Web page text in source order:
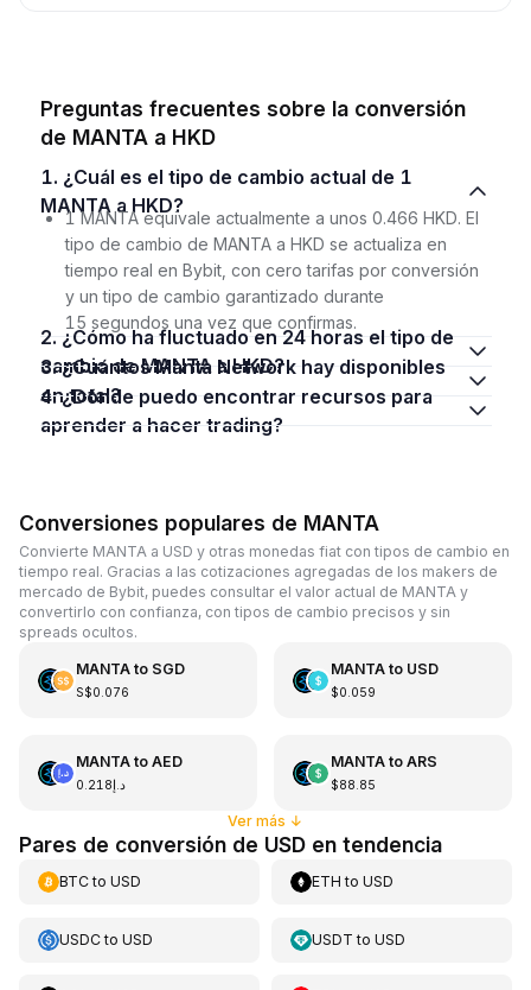
Preguntas frecuentes sobre la conversión
de MANTA a HKD
1. ¿Cuál es el tipo de cambio actual de 1
MANTA a HKD?
1 MANTA equivale actualmente a unos 0.466 HKD. El
tipo de cambio de MANTA a HKD se actualiza en
tiempo real en Bybit, con cero tarifas por conversión
y un tipo de cambio garantizado durante
15 segundos una vez que confirmas.
2. ¿Cómo ha fluctuado en 24 horas el tipo de
cambio de MANTA a HKD?
3. ¿Cuántos Manta Network hay disponibles
en total?
4. ¿Dónde puedo encontrar recursos para
aprender a hacer trading?
Conversiones populares de MANTA
Convierte MANTA a USD y otras monedas fiat con tipos de cambio en
tiempo real. Gracias a las cotizaciones agregadas de los makers de
mercado de Bybit, puedes consultar el valor actual de MANTA y
convertirlo con confianza, con tipos de cambio precisos y sin
spreads ocultos.
MANTAto SGD
S$0.076
MANTAto USD
$0.059
MANTAto AED
د.إ0.218
MANTAto ARS
$88.85
Ver más ↓
Pares de conversión de USD en tendencia
BTCto USD ETH toUSD
USDCto USD USDT toUSD